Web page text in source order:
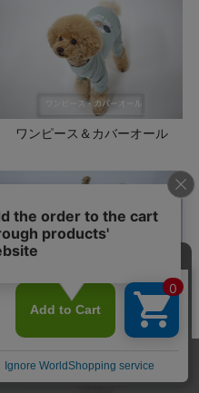
ワンピース＆カバーオール
クールMAX